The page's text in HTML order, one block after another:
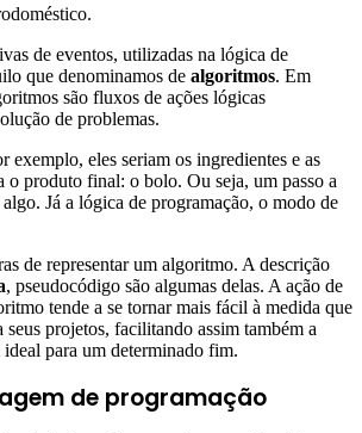
de eventos, utilizadas na lógica de
que denominamos de algoritmos. Em
são fluxos de ações lógicas
de problemas.
exemplo, eles seriam os ingredientes e as
o produto final: o bolo. Ou seja, um passo a
Já a lógica de programação, o modo de
de representar um algoritmo. A descrição
, pseudocódigo são algumas delas. A ação de
tende a se tornar mais fácil à medida que
projetos, facilitando assim também a
para um determinado fim.
de programação